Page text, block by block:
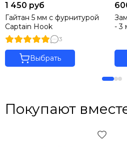
1 450 руб
Гайтан 5 мм с фурнитурой
Captain Hook
3
Выбрать
- 3
Покупают